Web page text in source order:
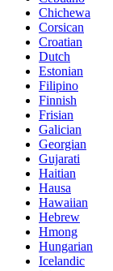
Chichewa
Corsican
Croatian
Dutch
Estonian
Filipino
Finnish
Frisian
Galician
Georgian
Gujarati
Haitian
Hausa
Hawaiian
Hebrew
Hmong
Hungarian
Icelandic